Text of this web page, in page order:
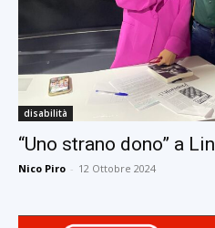
disabilità
“Uno strano dono” a
Nico Piro - 12 Ottobre 2024